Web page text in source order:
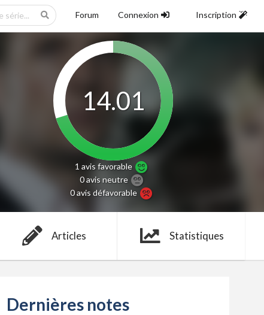
Forum Connexion Inscription
14.01
1 avisfavorable
0 avisneutre
0 avisdéfavorable
Articles Statistiques
Dernières notes